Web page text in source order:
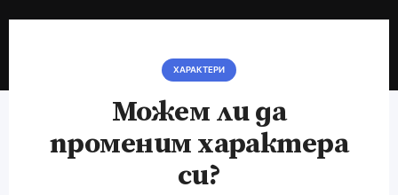
ХАРАКТЕРИ
Можем ли да
променим характера
си?